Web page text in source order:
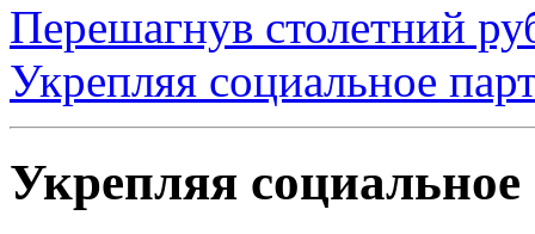
Перешагнув столетний
Укрепляя социальное
Укрепляя социальное